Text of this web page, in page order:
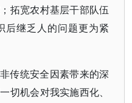
拓宽农村基层干部队伍
后继乏人的问题更为紧
传统安全因素带来的深
切机会对我实施西化、